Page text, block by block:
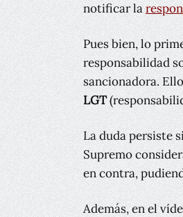
notificar la
Pues bien, lo
responsabilidad
sancionadora.
LGT
La duda persiste
Supremo
en contra,
Además, en el